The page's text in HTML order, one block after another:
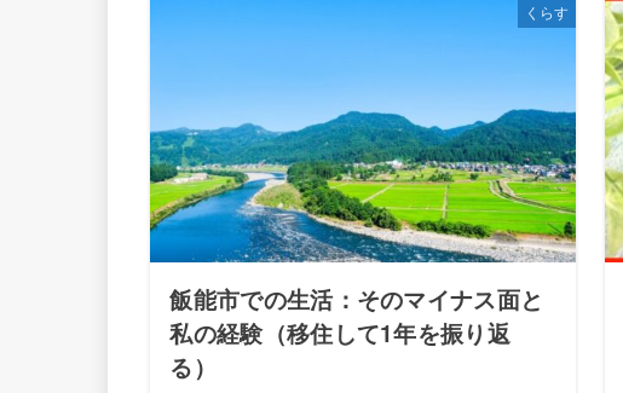
くらす
飯能市での生活：そのマイナス面と
私の経験（移住して1年を振り返
る）